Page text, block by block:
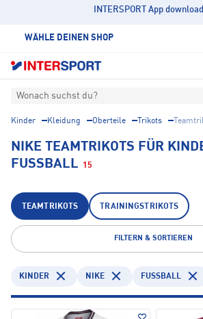
INTERSPORT App
WÄHLE DEINEN SHOP
Wonach suchst du?
Kinder Kleidung Oberteile Trikots
NIKE TEAMTRIKOTS FÜR
FUSSBALL
15
TEAMTRIKOTS TRAININGSTRIKOTS
FILTERN & SORTIEREN
KINDER NIKE FUSSBALL